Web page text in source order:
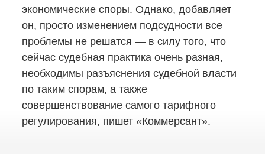
экономические споры. Однако, добавляет
он, просто изменением подсудности все
проблемы не решатся — в силу того, что
сейчас судебная практика очень разная,
необходимы разъяснения судебной власти
по таким спорам, а также
совершенствование самого тарифного
регулирования, пишет «Коммерсант».